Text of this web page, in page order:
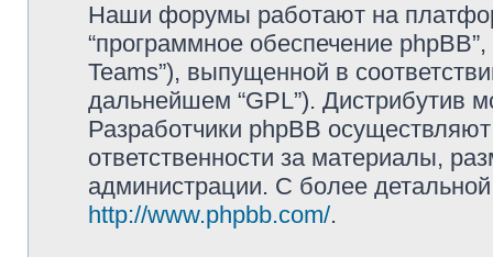
Наши форумы работают на
“программное обеспечение
Teams”), выпущенной в
дальнейшем “GPL”). Дистрибутив
Разработчики phpBB
ответственности за материалы,
администрации. С более
http://www.phpbb.com/.